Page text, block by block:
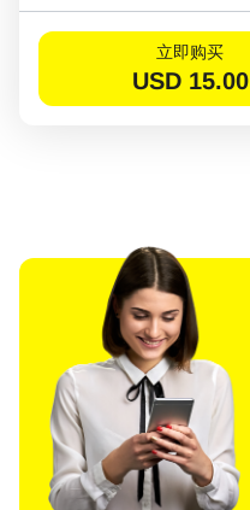
立即购买
USD 15.00